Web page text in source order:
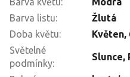
Barva listu:
Žlutá
Doba květu: Květen,
Světelné
podmínky:
Slunce,